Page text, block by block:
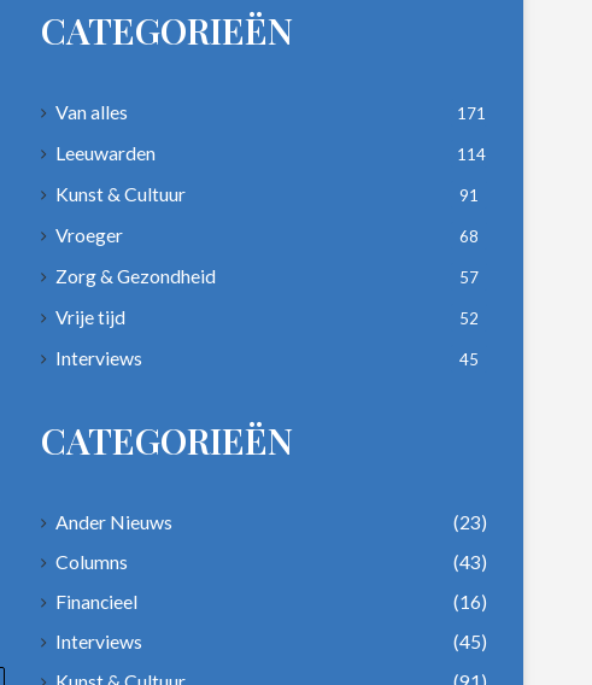
CATEGORIEËN
Van alles 171
Leeuwarden 114
Kunst & Cultuur 91
Vroeger 68
Zorg & Gezondheid 57
Vrije tijd 52
Interviews 45
CATEGORIEËN
Ander Nieuws
(23)
Columns
(43)
Financieel
(16)
Interviews
(45)